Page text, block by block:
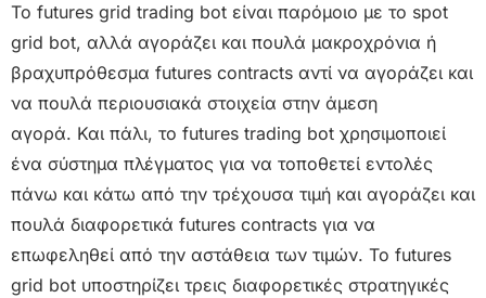
Το futures grid trading bot είναι παρόμοιο με το spot
grid bot, αλλά αγοράζει και πουλά μακροχρόνια ή
βραχυπρόθεσμα futures contracts αντί να αγοράζει και
να πουλά περιουσιακά στοιχεία στην άμεση
αγορά. Και πάλι, το futures trading bot χρησιμοποιεί
ένα σύστημα πλέγματος για να τοποθετεί εντολές
πάνω και κάτω από την τρέχουσα τιμή και αγοράζει και
πουλά διαφορετικά futures contracts για να
επωφεληθεί από την αστάθεια των τιμών. Το futures
grid bot υποστηρίζει τρεις διαφορετικές στρατηγικές